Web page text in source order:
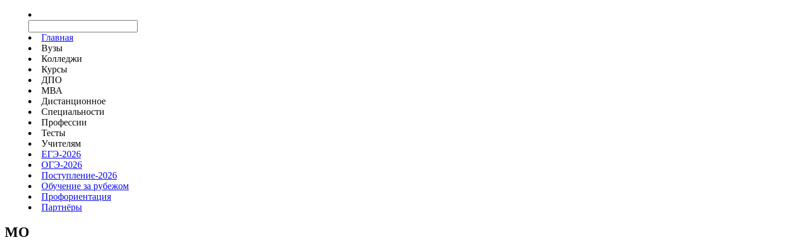
Главная
Вузы
Колледжи
Курсы
ДПО
МВА
Дистанционное
Специальности
Профессии
Тесты
Учителям
ЕГЭ-2026
ОГЭ-2026
Поступление-2026
Обучение за рубежом
Профориентация
Партнёры
MO